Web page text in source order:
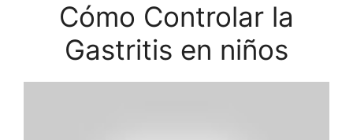
Cómo Controlar la
Gastritis en niños